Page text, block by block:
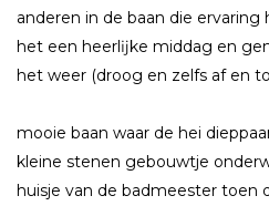
anderen in de baan die ervaring
het een heerlĳke middag en
het weer (droog en zelfs af en
mooie baan waar de hei
kleine stenen gebouwtje
huisje van de badmeester toen